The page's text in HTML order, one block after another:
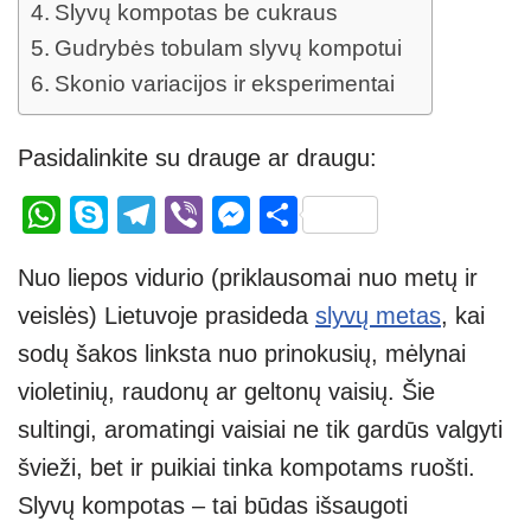
Slyvų kompotas be cukraus
Gudrybės tobulam slyvų kompotui
Skonio variacijos ir eksperimentai
Pasidalinkite su drauge ar draugu:
W
at
s
A
p
p
S
p
e
T
e
gr
a
m
Vi
er
M
ss
e
n
g
er
S
ar
e
Nuo liepos vidurio (priklausomai nuo metų ir
veislės) Lietuvoje prasideda slyvų metas, kai
sodų šakos linksta nuo prinokusių, mėlynai
violetinių, raudonų ar geltonų vaisių. Šie
sultingi, aromatingi vaisiai ne tik gardūs valgyti
švieži, bet ir puikiai tinka kompotams ruošti.
Slyvų kompotas – tai būdas išsaugoti